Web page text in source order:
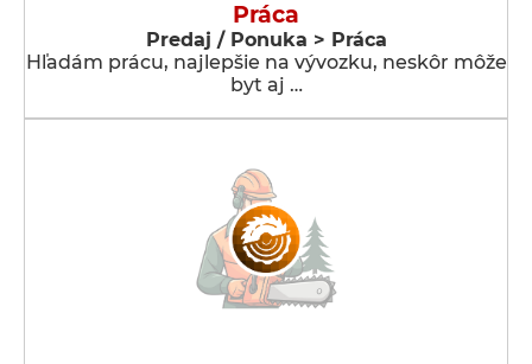
Práca
Predaj / Ponuka > Práca
Hľadám prácu, najlepšie na vývozku, neskôr môže
byt aj …